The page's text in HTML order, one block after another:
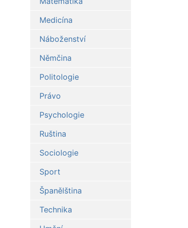
Medicína
Náboženství
Němčina
Politologie
Právo
Psychologie
Ruština
Sociologie
Sport
Španělština
Technika